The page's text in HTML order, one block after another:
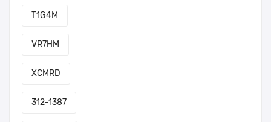
T1G4M
VR7HM
XCMRD
312-1387